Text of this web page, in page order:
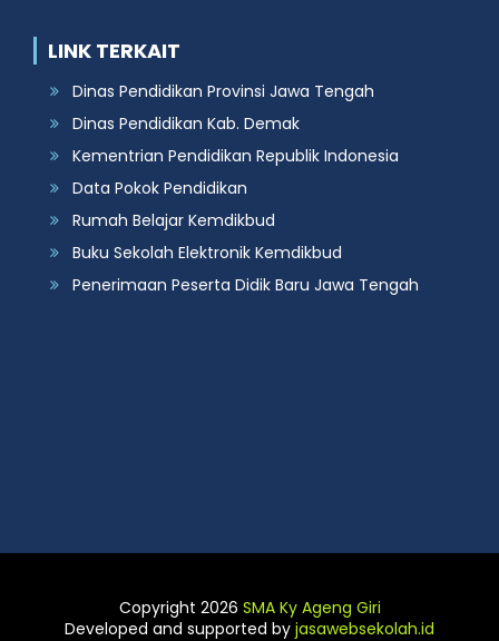
LINK TERKAIT
Dinas Pendidikan Provinsi Jawa Tengah
Dinas Pendidikan Kab. Demak
Kementrian Pendidikan Republik Indonesia
Data Pokok Pendidikan
Rumah Belajar Kemdikbud
Buku Sekolah Elektronik Kemdikbud
Penerimaan Peserta Didik Baru Jawa Tengah
Copyright 2026 SMA Ky Ageng Giri
Developed and supported by jasawebsekolah.id